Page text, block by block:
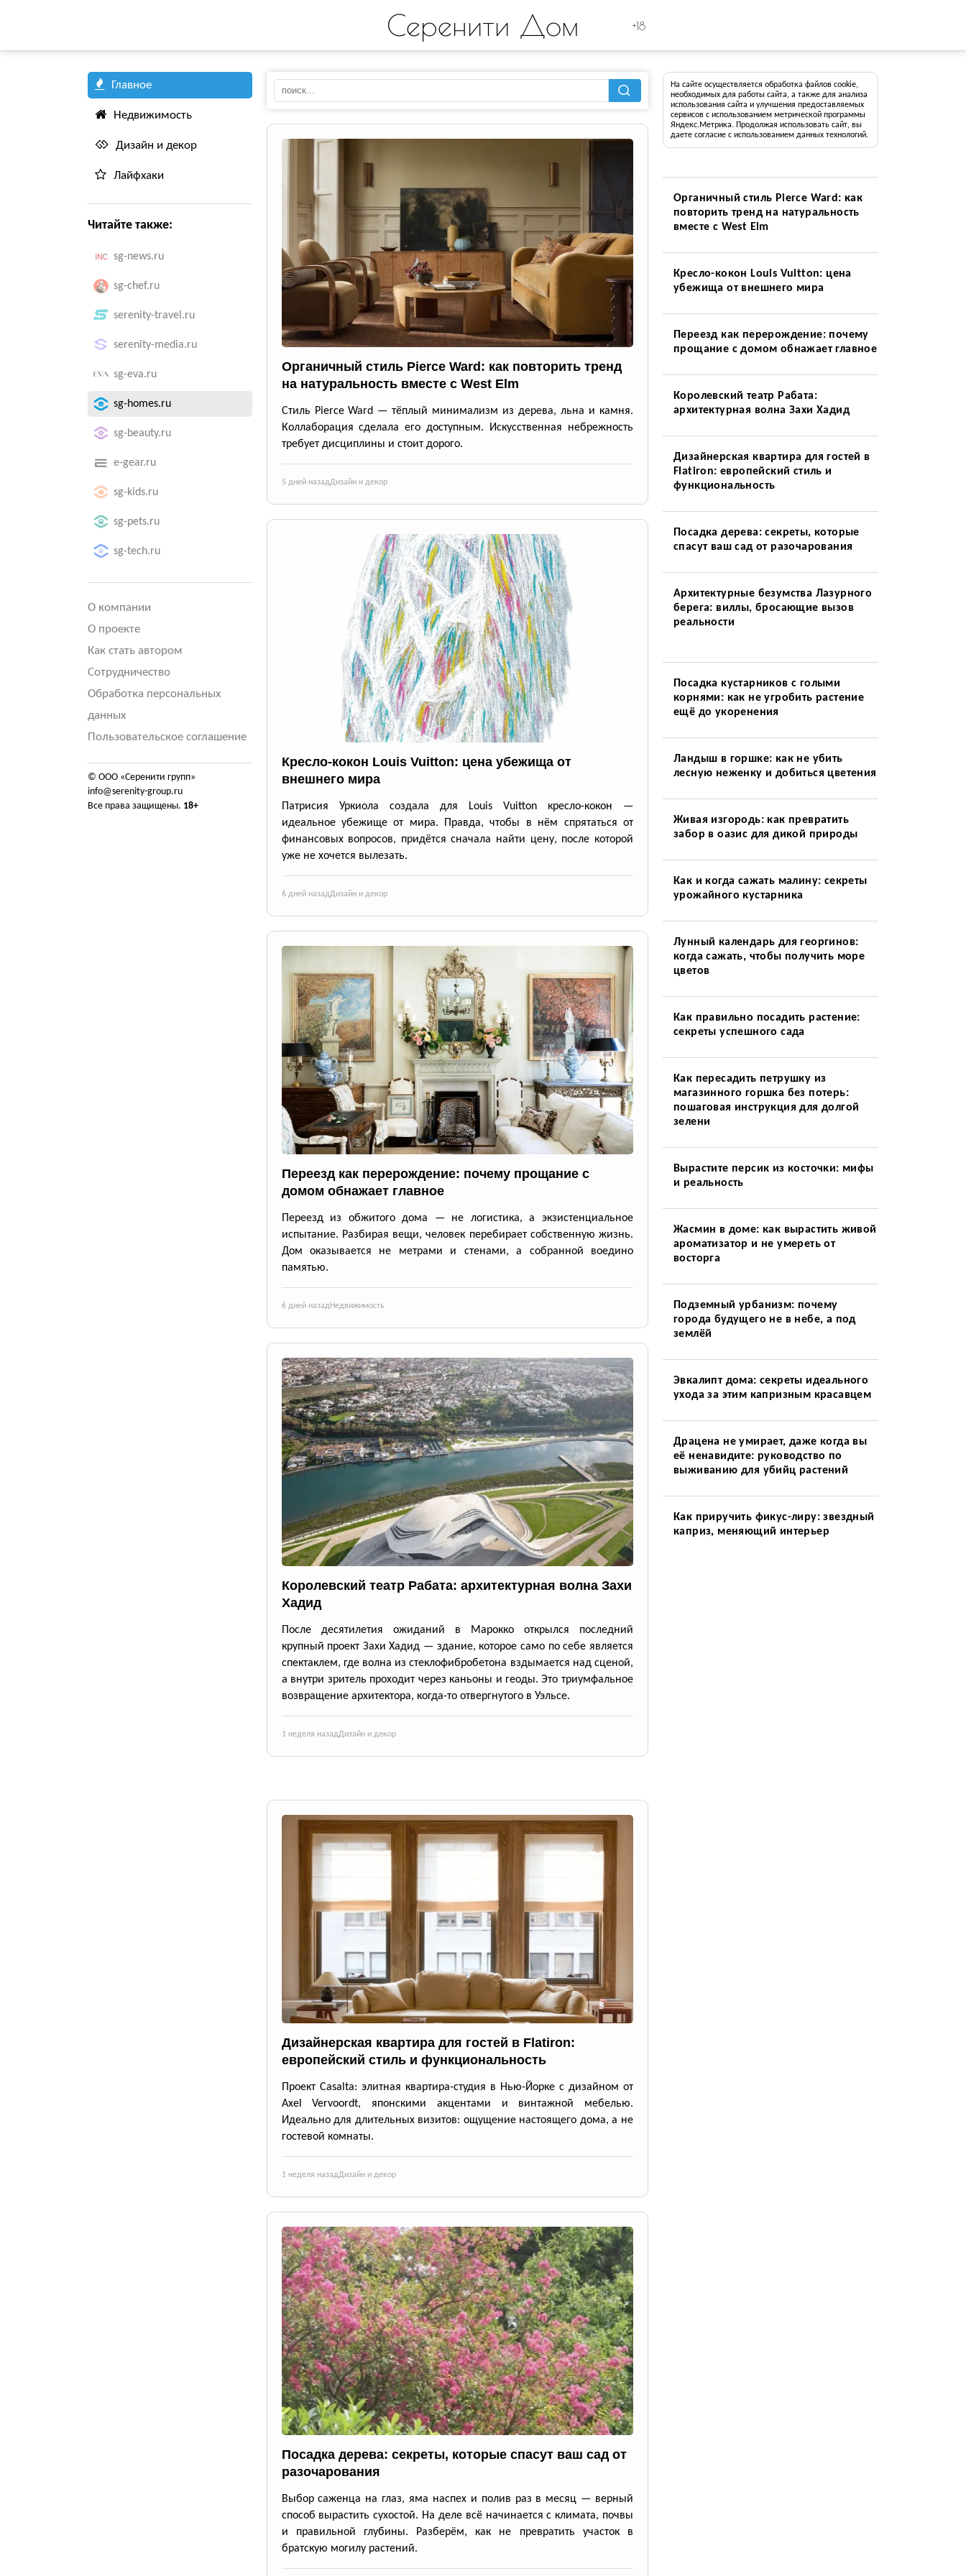
Серенити Дом +18
Главное
Недвижимость
Дизайн и декор
Лайфхаки
Читайте также:
sg-news.ru
sg-chef.ru
serenity-travel.ru
serenity-media.ru
sg-eva.ru
sg-homes.ru
sg-beauty.ru
e-gear.ru
sg-kids.ru
sg-pets.ru
sg-tech.ru
О компании
О проекте
Как стать автором
Сотрудничество
Обработка персональных
данных
Пользовательское соглашение
© ООО «Серенити групп»
info@serenity-group.ru
Все права защищены. 18+
Органичный стиль Pierce Ward: как повторить тренд
на натуральность вместе с West Elm
Стиль Pierce Ward — тёплый минимализм из дерева, льна и камня.
Коллаборация сделала его доступным. Искусственная небрежность
требует дисциплины и стоит дорого.
5 дней назадДизайн и декор
Кресло-кокон Louis Vuitton: цена убежища от
внешнего мира
Патрисия Уркиола создала для Louis Vuitton кресло-кокон —
идеальное убежище от мира. Правда, чтобы в нём спрятаться от
финансовых вопросов, придётся сначала найти цену, после которой
уже не хочется вылезать.
6 дней назадДизайн и декор
Переезд как перерождение: почему прощание с
домом обнажает главное
Переезд из обжитого дома — не логистика, а экзистенциальное
испытание. Разбирая вещи, человек перебирает собственную жизнь.
Дом оказывается не метрами и стенами, а собранной воедино
памятью.
6 дней назадНедвижимость
Королевский театр Рабата: архитектурная волна Захи
Хадид
После десятилетия ожиданий в Марокко открылся последний
крупный проект Захи Хадид — здание, которое само по себе является
спектаклем, где волна из стеклофибробетона вздымается над сценой,
а внутри зритель проходит через каньоны и геоды. Это триумфальное
возвращение архитектора, когда-то отвергнутого в Уэльсе.
1 неделя назадДизайн и декор
Дизайнерская квартира для гостей в Flatiron:
европейский стиль и функциональность
Проект Casalta: элитная квартира-студия в Нью-Йорке с дизайном от
Axel Vervoordt, японскими акцентами и винтажной мебелью.
Идеально для длительных визитов: ощущение настоящего дома, а не
гостевой комнаты.
1 неделя назадДизайн и декор
Посадка дерева: секреты, которые спасут ваш сад от
разочарования
Выбор саженца на глаз, яма наспех и полив раз в месяц — верный
способ вырастить сухостой. На деле всё начинается с климата, почвы
и правильной глубины. Разберём, как не превратить участок в
братскую могилу растений.
На сайте осуществляется обработка файлов cookie,
необходимых для работы сайта, а также для анализа
использования сайта и улучшения предоставляемых
сервисов с использованием метрической программы
Яндекс.Метрика. Продолжая использовать сайт, вы
даете согласие с использованием данных технологий.
Органичный стиль Pierce Ward: как
повторить тренд на натуральность
вместе с West Elm
Кресло-кокон Louis Vuitton: цена
убежища от внешнего мира
Переезд как перерождение: почему
прощание с домом обнажает главное
Королевский театр Рабата:
архитектурная волна Захи Хадид
Дизайнерская квартира для гостей в
Flatiron: европейский стиль и
функциональность
Посадка дерева: секреты, которые
спасут ваш сад от разочарования
Архитектурные безумства Лазурного
берега: виллы, бросающие вызов
реальности
Посадка кустарников с голыми
корнями: как не угробить растение
ещё до укоренения
Ландыш в горшке: как не убить
лесную неженку и добиться цветения
Живая изгородь: как превратить
забор в оазис для дикой природы
Как и когда сажать малину: секреты
урожайного кустарника
Лунный календарь для георгинов:
когда сажать, чтобы получить море
цветов
Как правильно посадить растение:
секреты успешного сада
Как пересадить петрушку из
магазинного горшка без потерь:
пошаговая инструкция для долгой
зелени
Вырастите персик из косточки: мифы
и реальность
Жасмин в доме: как вырастить живой
ароматизатор и не умереть от
восторга
Подземный урбанизм: почему
города будущего не в небе, а под
землёй
Эвкалипт дома: секреты идеального
ухода за этим капризным красавцем
Драцена не умирает, даже когда вы
её ненавидите: руководство по
выживанию для убийц растений
Как приручить фикус-лиру: звездный
каприз, меняющий интерьер